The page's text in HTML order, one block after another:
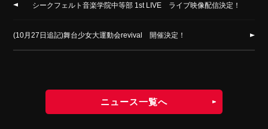
シークフェルト音楽学院中等部 1st LIVE ライブ映像配信決定！
(10月27日追記)舞台少女大運動会revival 開催決定！
ニュース一覧へ